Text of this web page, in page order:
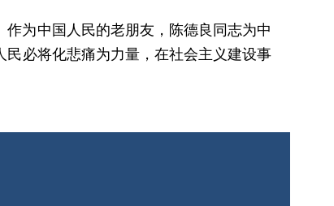
为中国人民的老朋友，陈德良同志为中
必将化悲痛为力量，在社会主义建设事